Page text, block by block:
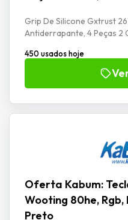
Grip De Silicone Gxtrust
Antiderrapante, 4 Peças 2
450 usados hoje
Oferta Kabum:
Wooting 80he,
Preto